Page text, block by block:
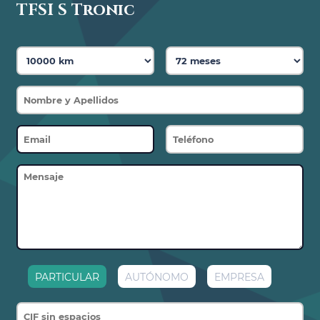
Espejo de cortesía para acompañante
Espejo de cortesía para conductor
Botón de arranque
TFSI S Tronic
PARTICULAR AUTÓNOMO EMPRESA